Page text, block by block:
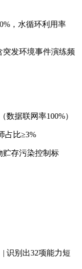
，水循环利用率
突发环境事件演练频
数据联网率100%）
占比≥3%
贮存污染控制标
识别出32项能力短